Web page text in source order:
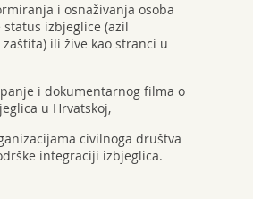
i osnaživanja osoba
izbjeglice (azil
ili žive kao stranci u
i dokumentarnog filma o
u Hrvatskoj,
civilnoga društva
integraciji izbjeglica.